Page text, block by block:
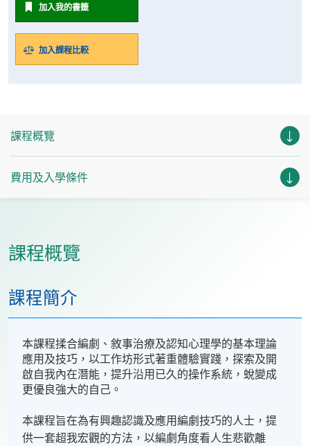
加入我的書籤
加入課程比較
課程概覽
費用及入學條件
課程概覽
課程簡介
本課程揉合編劇、敘事治療及認知心理學的基本理論
應用及技巧，以工作坊形式著重體驗實踐，探索及開
啟自我內在潛能，提升沿用已久的操作系統，蛻變成
更優良強大的自己。
本課程旨在為有興趣認識及應用編劇技巧的人士，提
供一套超我宏觀的方法，以編劇角度看人生悲歡離